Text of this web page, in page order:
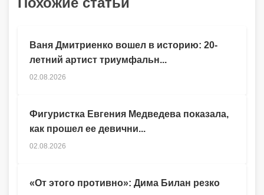
Ваня Дмитриенко вошел в историю: 20-
летний артист триумфальн...
02.08.2026
Фигуристка Евгения Медведева показала,
как прошел ее девични...
02.08.2026
«От этого противно»: Дима Билан резко